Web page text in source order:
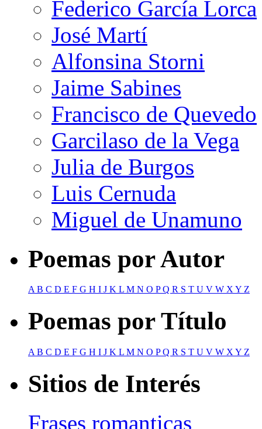
Federico García Lorca
José Martí
Alfonsina Storni
Jaime Sabines
Francisco de Quevedo
Garcilaso de la Vega
Julia de Burgos
Luis Cernuda
Miguel de Unamuno
Poemas por Autor
AB C D E F G H I J K L M N O PQ R S T U V W XY Z
Poemas por Título
A B C D E F G H I J K L M N O PQ R S T U V W X Y Z
Sitios de Interés
Frases romanticas